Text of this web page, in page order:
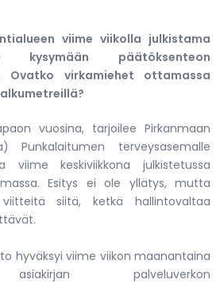
viime viikolla julkistama
kysymään päätöksenteon
Ovatko virkamiehet ottamassa
vuosina, tarjoilee Pirkanmaan
Punkalaitumen terveysasemalle
viime keskiviikkona julkistetussa
Esitys ei ole yllätys, mutta
siitä, ketkä hallintovaltaa
hyväksyi viime viikon maanantaina
palveluverkon